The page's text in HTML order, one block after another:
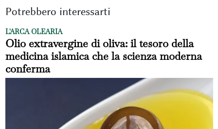
Potrebbero interessarti
L'ARCA OLEARIA
Olio extravergine di oliva: il tesoro della
medicina islamica che la scienza moderna
conferma